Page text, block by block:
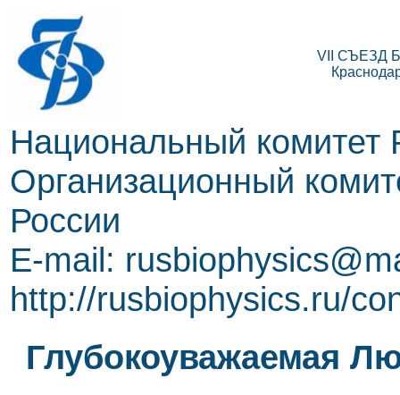
VII СЪЕЗД
Национальный комитет
Организационный
России
E-mail:
http://rusbiophysics.ru/
Глубокоуважаемая